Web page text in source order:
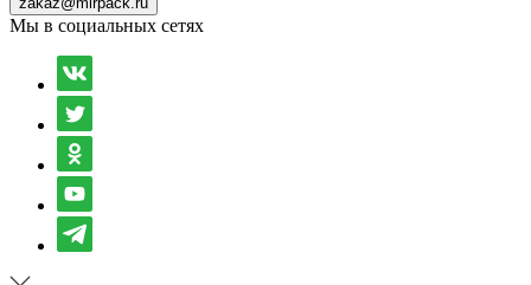
Мы в социальных сетях